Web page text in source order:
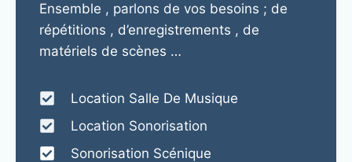
Ensemble , parlons de vos besoins ; de
répétitions , d’enregistrements , de
matériels de scènes …
Location Salle De Musique
Location Sonorisation
Sonorisation Scénique